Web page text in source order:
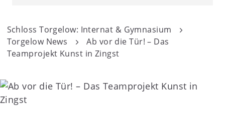
t
Schloss Torgelow: Internat & Gymnasium
Torgelow News
Ab vor die Tür! – Das
Teamprojekt Kunst in Zingst